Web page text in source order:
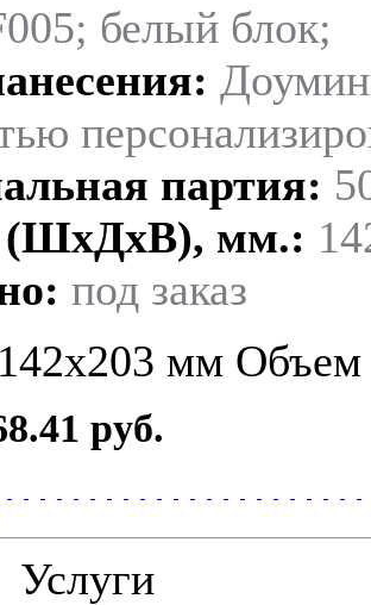
белый блок;
партия:
(ШxДxВ), мм.:
под заказ
мм Объем
руб.
Услуги